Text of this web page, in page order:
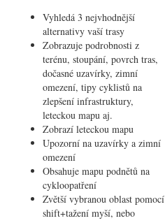
Vyhledá 3 nejvhodnější
alternativy vaší trasy
Zobrazuje podrobnosti z
terénu, stoupání, povrch tras,
dočasné uzavírky, zimní
omezení, tipy cyklistů na
zlepšení infrastruktury,
leteckou mapu aj.
Zobrazí leteckou mapu
Upozorní na uzavírky a zimní
omezení
Obsahuje mapu podnětů na
cykloopatření
Zvětší vybranou oblast pomocí
shift+tažení myší, nebo